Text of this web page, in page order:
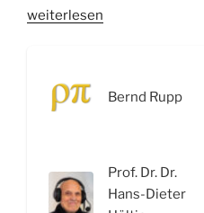
„WSR095
weiterlesen
Bernd Rupp
Prof. Dr. Dr.
Hans-Dieter